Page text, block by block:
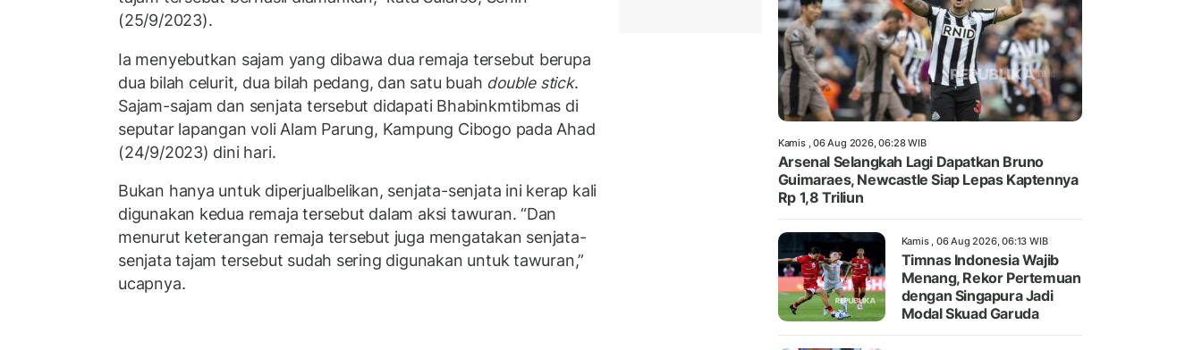
(25/9/2023).
Ia menyebutkan sajam yang dibawa dua remaja tersebut berupa
dua bilah celurit, dua bilah pedang, dan satu buah double stick.
Sajam-sajam dan senjata tersebut didapati Bhabinkmtibmas di
seputar lapangan voli Alam Parung, Kampung Cibogo pada Ahad
(24/9/2023) dini hari.
Bukan hanya untuk diperjualbelikan, senjata-senjata ini kerap kali
digunakan kedua remaja tersebut dalam aksi tawuran. “Dan
menurut keterangan remaja tersebut juga mengatakan senjata-
senjata tajam tersebut sudah sering digunakan untuk tawuran,”
ucapnya.
Kamis , 06 Aug 2026, 06:28 WIB
Arsenal Selangkah Lagi Dapatkan Bruno
Guimaraes, Newcastle Siap Lepas Kaptennya
Rp 1,8 Triliun
Kamis , 06 Aug 2026, 06:13 WIB
Timnas Indonesia Wajib
Menang, Rekor Pertemuan
dengan Singapura Jadi
Modal Skuad Garuda